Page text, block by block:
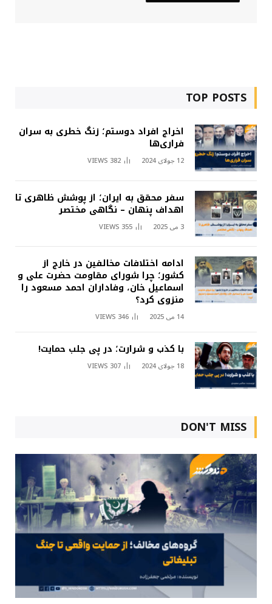
TOP POSTS
اخراج افراد دوستم؛ زنگ خطری به سران
فراری‌ها
12 جولای 2024 382
VIEWS
سفر محقق به ایران؛ از پوشش ظاهری تا
اهداف پنهان – نگاهی مختصر
3 می 2025 355
VIEWS
ادامه اختلافات مخالفین در خارج از
کشور؛ چرا شورای مقاومت حضرت علی و
اسماعیل خان، وفاداران احمد مسعود را
منزوی کرد؟
14 می 2025 346
VIEWS
با کذب و شرارت؛ در پی جلب حمایت!
18 جولای 2024 307
VIEWS
DON'T MISS